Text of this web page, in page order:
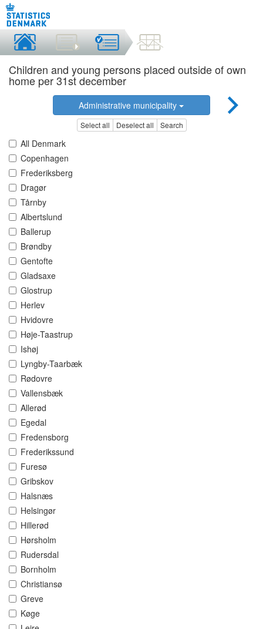
Children and young persons placed outside of own
home per 31st december
Administrative municipality
Select all Deselect all Search
All Denmark
Copenhagen
Frederiksberg
Dragør
Tårnby
Albertslund
Ballerup
Brøndby
Gentofte
Gladsaxe
Glostrup
Herlev
Hvidovre
Høje-Taastrup
Ishøj
Lyngby-Taarbæk
Rødovre
Vallensbæk
Allerød
Egedal
Fredensborg
Frederikssund
Furesø
Gribskov
Halsnæs
Helsingør
Hillerød
Hørsholm
Rudersdal
Bornholm
Christiansø
Greve
Køge